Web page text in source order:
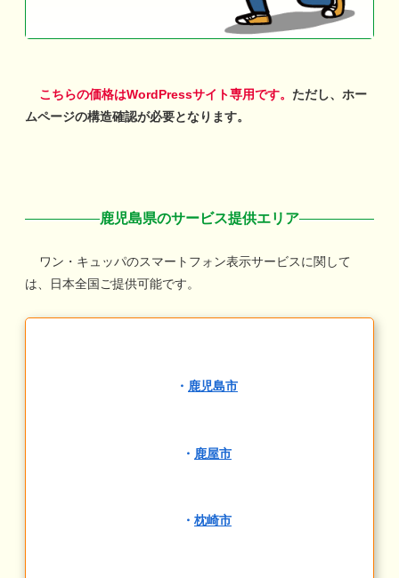
こちらの価格はWordPressサイト専用です。 ただし、ホー
ムページの構造確認が必要となります。
鹿児島県のサービス提供エリア
ワン・キュッパのスマートフォン表示サービスに関して
は、日本全国ご提供可能です。
・ 鹿児島市
・ 鹿屋市
・ 枕崎市